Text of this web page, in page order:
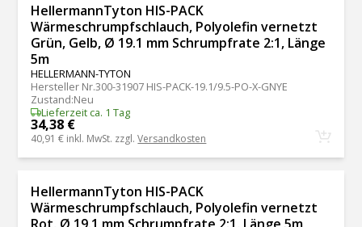
HellermannTyton HIS-PACK
Wärmeschrumpfschlauch, Polyolefin vernetzt
Grün, Gelb, Ø 19.1 mm Schrumpfrate 2:1, Länge
5m
HELLERMANN-TYTON
Hersteller Nr.300-31907 HIS-PACK-19.1/9.5-PO-X-GNYE
Zustand:Neu
Lieferzeit ca. 1 Tag
34,38 €
40,91 € inkl. MwSt. zzgl.Versandkosten
HellermannTyton HIS-PACK
Wärmeschrumpfschlauch, Polyolefin vernetzt